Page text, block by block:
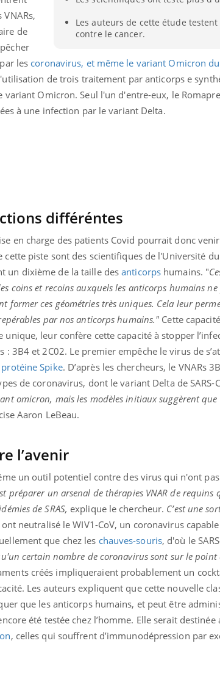
Les auteurs de cette étude testent
contre le cancer.
VNARs,
de
les coronavirus, et même le variant Omicron du
de trois traitement par anticorps e
variant Omicron. Seul l'un d'entre-eux, le
à une infection par le variant Delta.
différéntes
en charge des patients Covid pourrait donc
piste sont des scientifiques de l'Université
un dixième de la taille desanticorps humains. "
coins et recoins auxquels les anticorps humains ne
former ces géométries très uniques. Cela leur
par nos anticorps humains." Cette
leur confère cette capacité à stopper
: 3B4 et 2C02. Le premier empêche le virus de
protéine Spike. D’après les chercheurs, le VNARs
de coronavirus, dont le variant Delta de SARS-
omicron, mais les modèles initiaux suggèrent que
Aaron LeBeau.
l’avenir
un outil potentiel contre des virus qui n'ont
préparer un arsenal de thérapies VNAR de
de SRAS, explique le chercheur. C’est une
neutralisé le WIV1-CoV, un coronavirus
que chez les chauves-souris, d'où le
certain nombre de coronavirus sont sur le
créés impliqueraient probablement un
Les auteurs expliquent que cette nouvelle
que les anticorps humains, et peut être
été testée chez l’homme. Elle serait
, celles qui souffrent d’immunodépression par
protègent-ils aussi les os
& Charge mentale : et si on
en parler??Youtube
2026, l'insuline dans le diabète de type 2
Youtube
L'été